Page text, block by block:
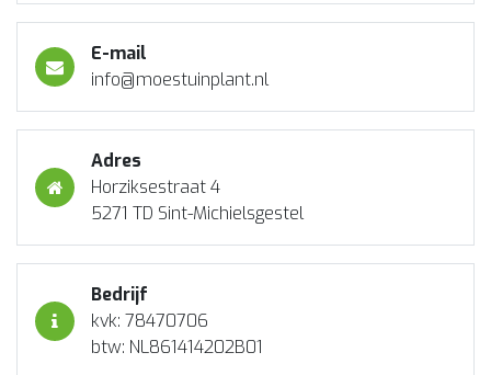
E-mail
info@moestuinplant.nl
Adres
Horziksestraat 4
5271 TD Sint-Michielsgestel
Bedrijf
kvk: 78470706
btw: NL861414202B01